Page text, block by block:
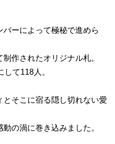
ーによって極秘で進めら
作されたオリジナル札。
て118人。
そこに宿る隠し切れない愛
の渦に巻き込みました。